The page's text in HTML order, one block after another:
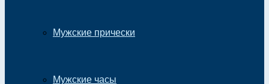
Мужские прически
Мужские часы